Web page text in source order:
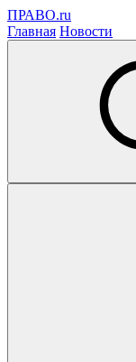
ПРАВО.ru
Главная Новости